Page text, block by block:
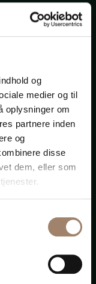
og
medier og til
oplysninger om
partnere inden
og
disse
dem, eller som
primært